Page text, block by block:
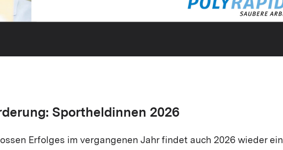
Sportheldinnen 2026
Erfolges im vergangenen Jahr findet auch 2026 wieder ein